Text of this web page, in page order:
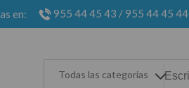
en: 955 44 45 43 /955 44 45 44
Todas las categorias